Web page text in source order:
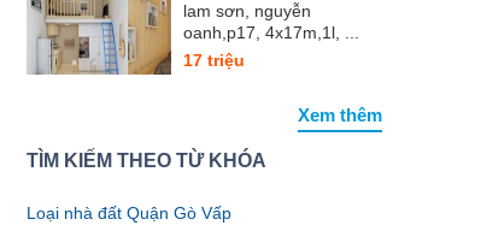
lam sơn, nguyễn
oanh,p17, 4x17m,1l, ...
17 triệu
Xem thêm
TÌM KIẾM THEO TỪ KHÓA
Loại nhà đất Quận Gò Vấp